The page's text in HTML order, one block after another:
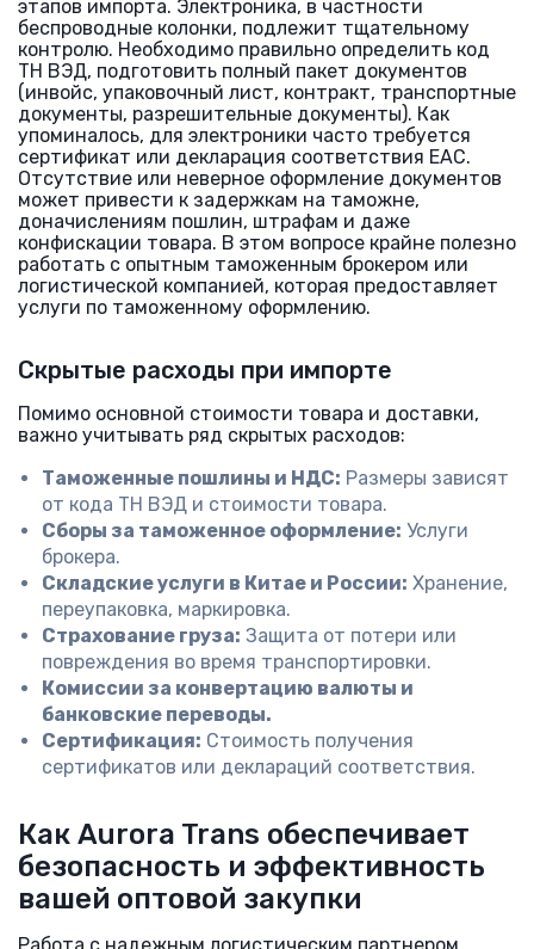
этапов импорта. Электроника, в частности
беспроводные колонки, подлежит тщательному
контролю. Необходимо правильно определить код
ТН ВЭД, подготовить полный пакет документов
(инвойс, упаковочный лист, контракт, транспортные
документы, разрешительные документы). Как
упоминалось, для электроники часто требуется
сертификат или декларация соответствия ЕАС.
Отсутствие или неверное оформление документов
может привести к задержкам на таможне,
доначислениям пошлин, штрафам и даже
конфискации товара. В этом вопросе крайне полезно
работать с опытным таможенным брокером или
логистической компанией, которая предоставляет
услуги по таможенному оформлению.
Скрытые расходы при импорте
Помимо основной стоимости товара и доставки,
важно учитывать ряд скрытых расходов:
Таможенные пошлины и НДС: Размеры зависят
от кода ТН ВЭД и стоимости товара.
Сборы за таможенное оформление: Услуги
брокера.
Складские услуги в Китае и России: Хранение,
переупаковка, маркировка.
Страхование груза: Защита от потери или
повреждения во время транспортировки.
Комиссии за конвертацию валюты и
банковские переводы.
Сертификация: Стоимость получения
сертификатов или деклараций соответствия.
Как Aurora Trans обеспечивает
безопасность и эффективность
вашей оптовой закупки